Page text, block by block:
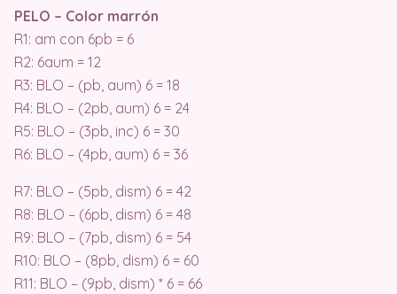
PELO – Color marrón
R1: am con 6pb = 6
R2: 6aum = 12
R3: BLO – (pb, aum) 6 = 18
R4: BLO – (2pb, aum) 6 = 24
R5: BLO – (3pb, inc) 6 = 30
R6: BLO – (4pb, aum) 6 = 36
R7: BLO – (5pb, dism) 6 = 42
R8: BLO – (6pb, dism) 6 = 48
R9: BLO – (7pb, dism) 6 = 54
R10: BLO – (8pb, dism) 6 = 60
R11: BLO – (9pb, dism) * 6 = 66